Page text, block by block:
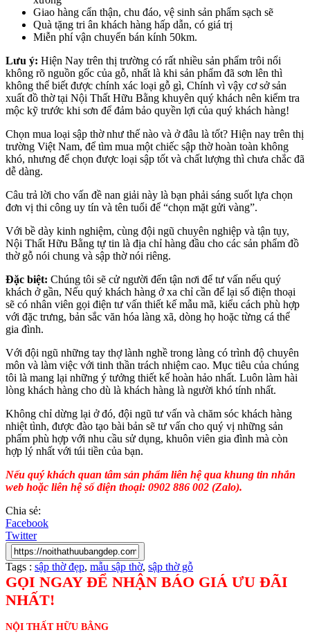
Giao hàng cẩn thận, chu đáo, vệ sinh sản phẩm sạch sẽ
Quà tặng tri ân khách hàng hấp dẫn, có giá trị
Miễn phí vận chuyển bán kính 50km.
Lưu ý: Hiện Nay trên thị trường có rất nhiều sản phẩm trôi nổi
không rõ nguồn gốc của gỗ, nhất là khi sản phẩm đã sơn lên thì
không thể biết được chính xác loại gỗ gì, Chính vì vậy cơ sở sản
xuất đồ thờ tại Nội Thất Hữu Bằng khuyên quý khách nên kiểm tra
mộc kỹ trước khi sơn để đảm bảo quyền lợi của quý khách hàng!
Chọn mua loại sập thờ như thế nào và ở đâu là tốt? Hiện nay trên thị
trường Việt Nam, để tìm mua một chiếc sập thờ hoàn toàn không
khó, nhưng để chọn được loại sập tốt và chất lượng thì chưa chắc đã
dễ dàng.
Câu trả lời cho vấn đề nan giải này là bạn phải sáng suốt lựa chọn
đơn vị thi công uy tín và tên tuổi để “chọn mặt gửi vàng”.
Với bề dày kinh nghiệm, cùng đội ngũ chuyên nghiệp và tận tụy,
Nội Thất Hữu Bằng tự tin là địa chỉ hàng đầu cho các sản phẩm đồ
thờ gỗ nói chung và sập thờ nói riêng.
Đặc biệt: Chúng tôi sẽ cử người đến tận nơi để tư vấn nếu quý
khách ở gần, Nếu quý khách hàng ở xa chỉ cần để lại số điện thoại
sẽ có nhân viên gọi điện tư vấn thiết kế mẫu mã, kiểu cách phù hợp
với đặc trưng, bản sắc văn hóa làng xã, dòng họ hoặc từng cá thể
gia đình.
Với đội ngũ những tay thợ lành nghề trong làng có trình độ chuyên
môn và làm việc với tinh thần trách nhiệm cao. Mục tiêu của chúng
tôi là mang lại những ý tưởng thiết kế hoàn hảo nhất. Luôn làm hài
lòng khách hàng cho dù là khách hàng là người khó tính nhất.
Không chỉ dừng lại ở đó, đội ngũ tư vấn và chăm sóc khách hàng
nhiệt tình, được đào tạo bài bản sẽ tư vấn cho quý vị những sản
phẩm phù hợp với nhu cầu sử dụng, khuôn viên gia đình mà còn
hợp lý nhất với túi tiền của bạn.
Nếu quý khách quan tâm sản phẩm liên hệ qua khung tin nhắn
web hoặc liên hệ số điện thoại: 0902 886 002 (Zalo).
Chia sẻ:
Facebook
Twitter
Tags : sập thờ đẹp, mẫu sập thờ, sập thờ gỗ
GỌI NGAY ĐỂ NHẬN BÁO GIÁ ƯU ĐÃI
NHẤT!
NỘI THẤT HỮU BẰNG